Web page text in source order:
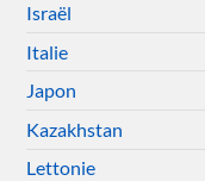
Israël
Italie
Japon
Kazakhstan
Lettonie